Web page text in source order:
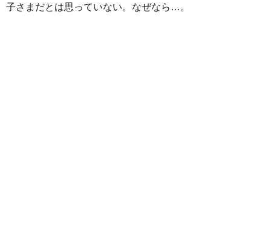
k
e
子さまだとは思っていない。なぜなら…。